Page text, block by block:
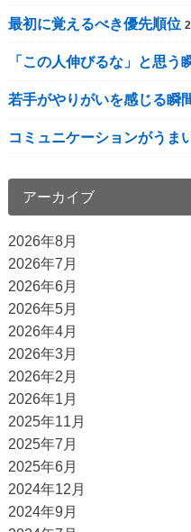
ン
最初に覚えるべき優先順位
「この人伸びるな」と思う
若手がやりがいを感じる瞬
コミュニケーションがうま
アーカイブ
2026年8月
2026年7月
2026年6月
2026年5月
2026年4月
2026年3月
2026年2月
2026年1月
2025年11月
2025年7月
2025年6月
2024年12月
2024年9月